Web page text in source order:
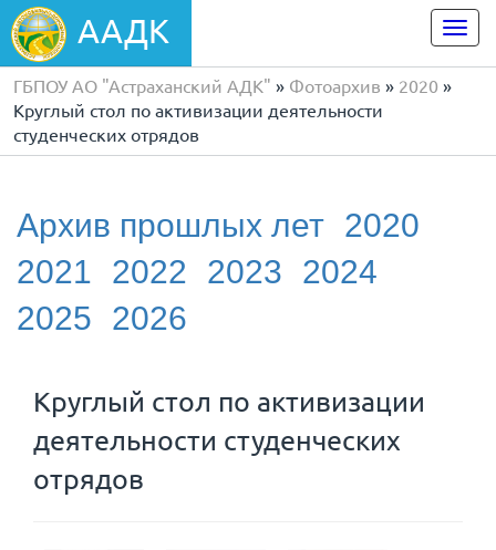
ААДК
ГБПОУ АО "Астраханский АДК" » Фотоархив » 2020 »
Круглый стол по активизации деятельности
студенческих отрядов
Архив прошлых лет 2020
2021
2022 2023
2024
2025
2026
Круглый стол по активизации
деятельности студенческих
отрядов